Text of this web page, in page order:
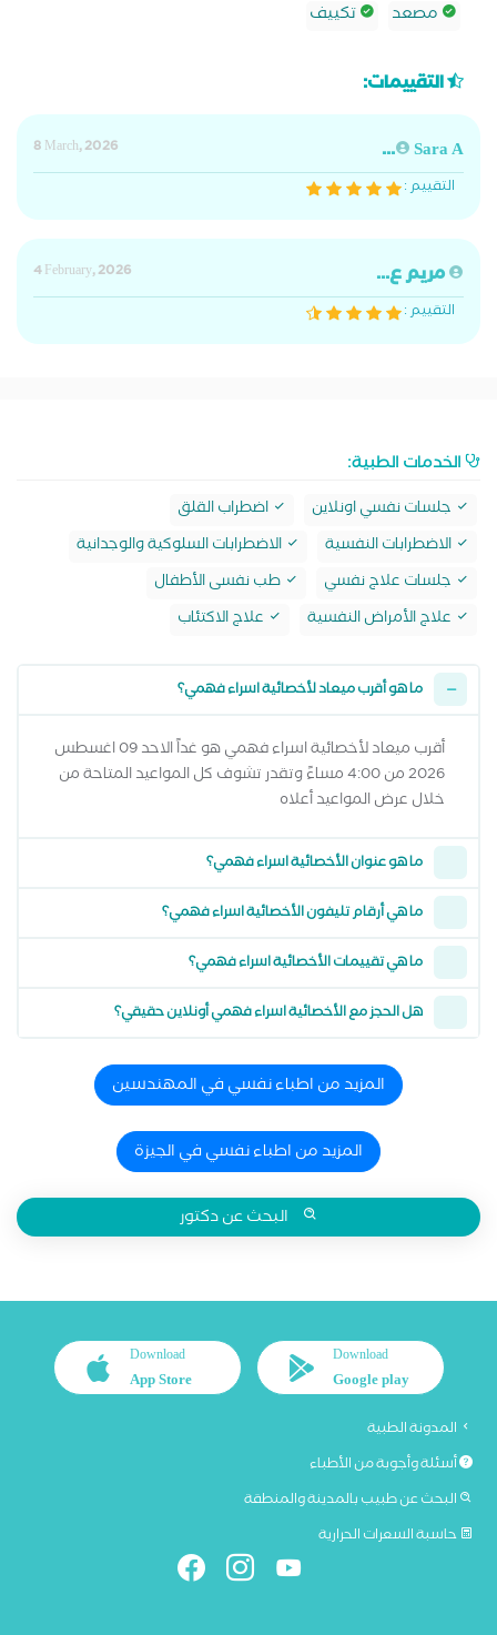
مصعد
تكييف
التقييمات:
Sara A...
8 March, 2026
التقييم :
مريم ع...
4 February, 2026
التقييم :
الخدمات الطبية:
جلسات نفسي اونلاين
اضطراب القلق
الاضطرابات النفسية
الاضطرابات السلوكية والوجدانية
جلسات علاج نفسي
طب نفسى الأطفال
علاج الأمراض النفسية
علاج الاكتئاب
ما هو أقرب ميعاد لأخصائية اسراء فهمي؟
أقرب ميعاد لأخصائية اسراء فهمي هو غداً الاحد 09 اغسطس
2026 من 4:00 مساءً وتقدر تشوف كل المواعيد المتاحة من
خلال عرض المواعيد أعلاه
ما هو عنوان الأخصائية اسراء فهمي؟
ما هي أرقام تليفون الأخصائية اسراء فهمي؟
ما هي تقييمات الأخصائية اسراء فهمي؟
هل الحجز مع الأخصائية اسراء فهمي أونلاين حقيقي؟
المزيد من اطباء نفسي في المهندسين
المزيد من اطباء نفسي في الجيزة
البحث عن دكتور
Download
Google play
Download
App Store
المدونة الطبية
أسئلة وأجوبة من الأطباء
البحث عن طبيب بالمدينة والمنطقة
حاسبة السعرات الحرارية